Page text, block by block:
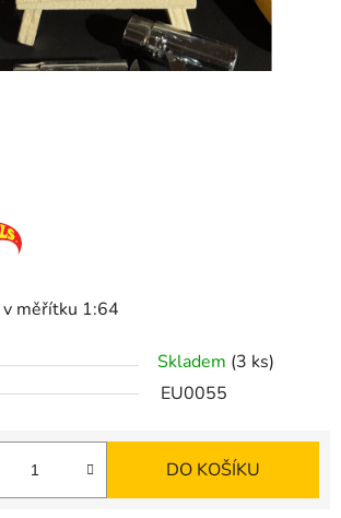
měřítku 1:64
Skladem (3 ks)
EU0055
DO KOŠÍKU